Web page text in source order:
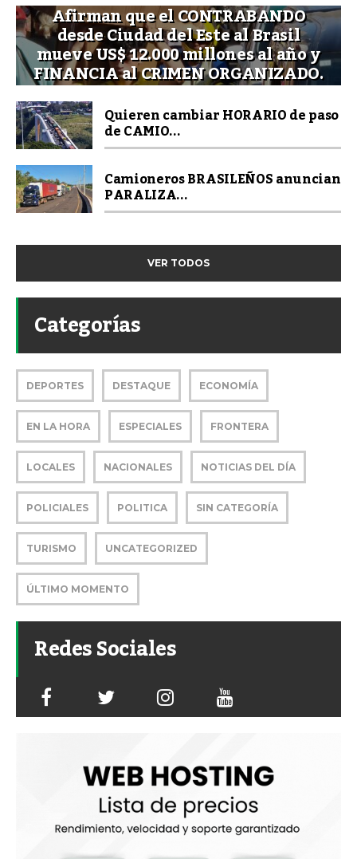
Afirman que el CONTRABANDO
desde Ciudad del Este al Brasil
mueve US$ 12.000 millones al año y
FINANCIA al CRIMEN ORGANIZADO.
Quieren cambiar HORARIO de paso
de CAMIO...
Camioneros BRASILEÑOS anuncian
PARALIZA...
VER TODOS
Categorías
DEPORTES DESTAQUE ECONOMÍA
EN LA HORA ESPECIALES FRONTERA
LOCALES NACIONALES NOTICIAS DEL DÍA
POLICIALES POLITICA SIN CATEGORÍA
TURISMO UNCATEGORIZED
ÚLTIMO MOMENTO
Redes Sociales